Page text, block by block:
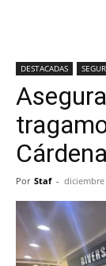
DESTACADAS
Por Staf - diciembre